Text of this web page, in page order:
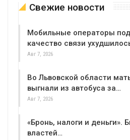
Свежие новости
Мобильные операторы
качество связи
Авг 7, 2026
Во Львовской области
выгнали из автобуса за…
Авг 7, 2026
«Бронь, налоги и деньги».
властей…